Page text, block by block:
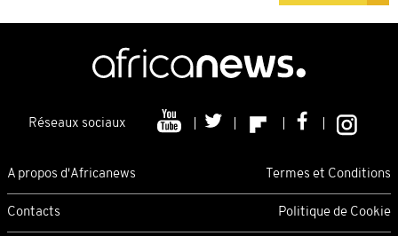
Réseaux sociaux
A propos d'Africanews Termes et Conditions
Contacts Politique de Cookie